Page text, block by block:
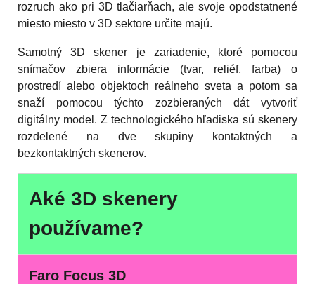
rozruch ako pri 3D tlačiarňach, ale svoje opodstatnené
miesto miesto v 3D sektore určite majú.
Samotný 3D skener je zariadenie, ktoré pomocou
snímačov zbiera informácie (tvar, reliéf, farba) o
prostredí alebo objektoch reálneho sveta a potom sa
snaží pomocou týchto zozbieraných dát vytvoriť
digitálny model. Z technologického hľadiska sú skenery
rozdelené na dve skupiny kontaktných a
bezkontaktných skenerov.
Aké 3D skenery
používame?
Faro Focus 3D